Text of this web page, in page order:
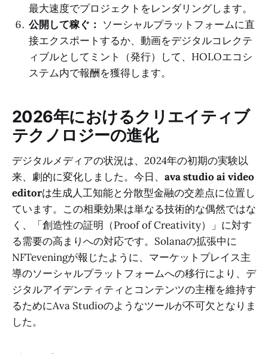
最大速度でプロジェクトをレンダリングします。
公開して稼ぐ： ソーシャルプラットフォームに直
接エクスポートするか、動画をデジタルコレクテ
ィブルとしてミント（発行）して、HOLOエコシ
ステム内で報酬を獲得します。
2026年におけるクリエイティブ
テクノロジーの進化
デジタルメディアの状況は、2024年の初期の実験以
来、劇的に変化しました。今日、 ava studio ai video
editorは生成人工知能と分散型金融の交差点に位置し
ています。この相乗効果は単なる技術的な偶然ではな
く、「創造性の証明（Proof of Creativity）」に対す
る需要の高まりへの対応です。Solanaの拡張中に
NFTeveningが報じたように、マーケットプレイス主
導のソーシャルプラットフォームへの移行により、デ
ジタルアイデンティティとコンテンツの主権を維持す
るためにAva Studioのようなツールが不可欠となりま
した。